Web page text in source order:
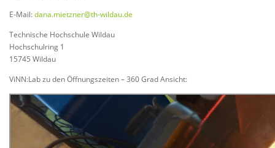
E-Mail:dana.mietzner@th-wildau.de
Technische Hochschule Wildau
Hochschulring 1
15745 Wildau
ViNN:Lab zu den Öffnungszeiten – 360 Grad Ansicht: